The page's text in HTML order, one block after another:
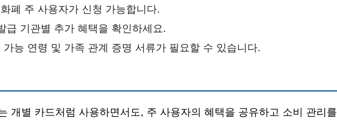
폐 주 사용자가 신청 가능합니다.
급 기관별 추가 혜택을 확인하세요.
능 연령 및 가족 관계 증명 서류가 필요할 수 있습니다.
개별 카드처럼 사용하면서도, 주 사용자의 혜택을 공유하고 소비 관리를